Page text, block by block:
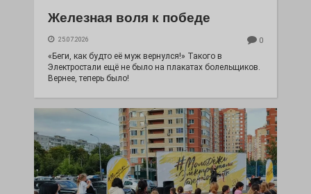
Железная воля к победе
25.07.2026 0
«Беги, как будто её муж вернулся!» Такого в
Электростали ещё не было на плакатах болельщиков.
Вернее, теперь было!